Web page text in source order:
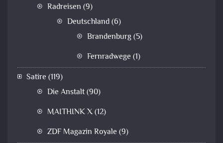
Radreisen (9)
Deutschland(6)
Brandenburg(5)
Fernradwege (1)
Satire (119)
Die Anstalt(90)
MAITHINK X(12)
ZDF Magazin Royale (9)